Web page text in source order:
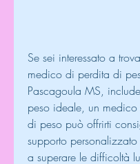
Se sei interessato a
medico di perdita di
Pascagoula MS,
peso ideale, un
di peso può offrirti
supporto
a superare le difficoltà